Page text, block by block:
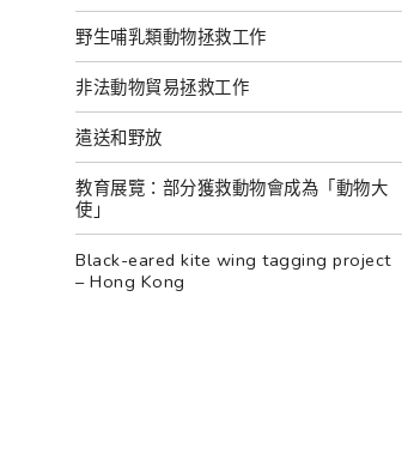
野生哺乳類動物拯救工作
非法動物貿易拯救工作
遣送和野放
教育展覽：部分獲救動物會成為「動物大
使」
Black-eared kite wing tagging project
– Hong Kong